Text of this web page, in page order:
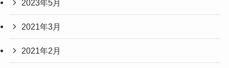
2023年5月
2021年3月
2021年2月